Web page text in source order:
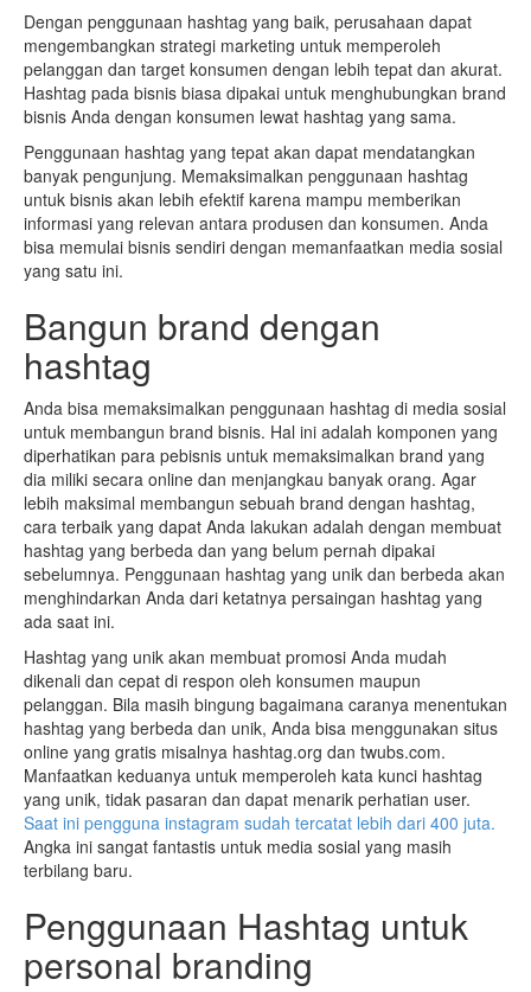
Dengan penggunaan hashtag yang baik, perusahaan dapat
mengembangkan strategi marketing untuk memperoleh
pelanggan dan target konsumen dengan lebih tepat dan akurat.
Hashtag pada bisnis biasa dipakai untuk menghubungkan brand
bisnis Anda dengan konsumen lewat hashtag yang sama.
Penggunaan hashtag yang tepat akan dapat mendatangkan
banyak pengunjung. Memaksimalkan penggunaan hashtag
untuk bisnis akan lebih efektif karena mampu memberikan
informasi yang relevan antara produsen dan konsumen. Anda
bisa memulai bisnis sendiri dengan memanfaatkan media sosial
yang satu ini.
Bangun brand dengan
hashtag
Anda bisa memaksimalkan penggunaan hashtag di media sosial
untuk membangun brand bisnis. Hal ini adalah komponen yang
diperhatikan para pebisnis untuk memaksimalkan brand yang
dia miliki secara online dan menjangkau banyak orang. Agar
lebih maksimal membangun sebuah brand dengan hashtag,
cara terbaik yang dapat Anda lakukan adalah dengan membuat
hashtag yang berbeda dan yang belum pernah dipakai
sebelumnya. Penggunaan hashtag yang unik dan berbeda akan
menghindarkan Anda dari ketatnya persaingan hashtag yang
ada saat ini.
Hashtag yang unik akan membuat promosi Anda mudah
dikenali dan cepat di respon oleh konsumen maupun
pelanggan. Bila masih bingung bagaimana caranya menentukan
hashtag yang berbeda dan unik, Anda bisa menggunakan situs
online yang gratis misalnya hashtag.org dan twubs.com.
Manfaatkan keduanya untuk memperoleh kata kunci hashtag
yang unik, tidak pasaran dan dapat menarik perhatian user.
Saat ini pengguna instagram sudah tercatat lebih dari 400 juta.
Angka ini sangat fantastis untuk media sosial yang masih
terbilang baru.
Penggunaan Hashtag untuk
personal branding